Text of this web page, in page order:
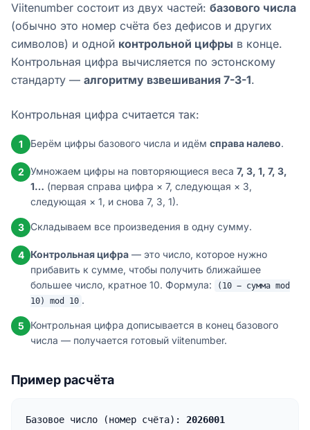
Viitenumber состоит из двух частей: базового числа
(обычно это номер счëта без дефисов и других
символов) и одной контрольной цифры в конце.
Контрольная цифра вычисляется по эстонскому
стандарту — алгоритму взвешивания 7-3-1.
Контрольная цифра считается так:
1 Берём цифры базового числа и идём справа налево.
2 Умножаем цифры на повторяющиеся веса 7, 3, 1, 7, 3,
1… (первая справа цифра × 7, следующая × 3,
следующая × 1, и снова 7, 3, 1).
3 Складываем все произведения в одну сумму.
4 Контрольная цифра — это число, которое нужно
прибавить к сумме, чтобы получить ближайшее
большее число, кратное 10. Формула:
(10 − сумма mod
10) mod 10 .
5
Контрольная цифра дописывается в конец базового
числа — получается готовый viitenumber.
Пример расчёта
Базовое число (номер счёта): 2026001